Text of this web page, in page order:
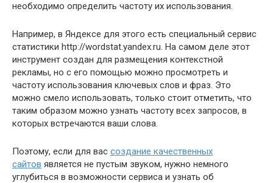
необходимо определить частоту их использования.
Например, в Яндексе для этого есть специальный сервис
статистики http://wordstat.yandex.ru. На самом деле этот
инструмент создан для размещения контекстной
рекламы, но с его помощью можно просмотреть и
частоту использования ключевых слов и фраз. Это
можно смело использовать, только стоит отметить, что
таким образом можно узнать частоту всех запросов, в
которых встречаются ваши слова.
Поэтому, если для вас создание качественных
сайтов является не пустым звуком, нужно немного
углубиться в возможности сервиса и узнать об